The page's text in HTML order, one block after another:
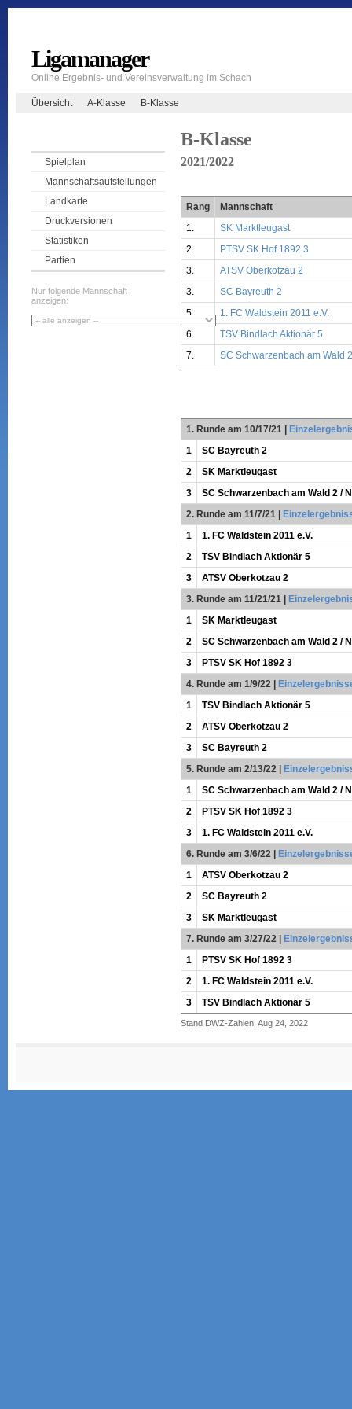
Ligamanager
Online Ergebnis- und Vereinsverwaltung im Schach
Übersicht A-Klasse B-Klasse
Spielplan
Mannschaftsaufstellungen
Landkarte
Druckversionen
Statistiken
Partien
Nur folgende Mannschaft
anzeigen:
B-Klasse
2021/2022
Rang
Mannschaft
1.
SK Marktleugast
2.
PTSV SK Hof 1892 3
3.
ATSV Oberkotzau 2
3.
SC Bayreuth 2
5.
1. FC Waldstein 2011 e.V.
6.
TSV Bindlach Aktionär 5
7.
SC Schwarzenbach am Wald
1. Runde am 10/17/21 |
1
SC Bayreuth 2
2
SK Marktleugast
3
SC Schwarzenbach am Wald 2 /
2. Runde am 11/7/21 |
1
1. FC Waldstein 2011 e.V.
2
TSV Bindlach Aktionär 5
3
ATSV Oberkotzau 2
3. Runde am 11/21/21 |
1
SK Marktleugast
2
SC Schwarzenbach am Wald 2 /
3
PTSV SK Hof 1892 3
4. Runde am 1/9/22 |
1
TSV Bindlach Aktionär 5
2
ATSV Oberkotzau 2
3
SC Bayreuth 2
5. Runde am 2/13/22 |
1
SC Schwarzenbach am Wald 2 /
2
PTSV SK Hof 1892 3
3
1. FC Waldstein 2011 e.V.
6. Runde am 3/6/22 |
1
ATSV Oberkotzau 2
2
SC Bayreuth 2
3
SK Marktleugast
7. Runde am 3/27/22 |
1
PTSV SK Hof 1892 3
2
1. FC Waldstein 2011 e.V.
3
TSV Bindlach Aktionär 5
Stand DWZ-Zahlen: Aug 24, 2022